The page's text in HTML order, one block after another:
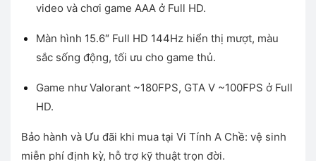
video và chơi game AAA ở Full HD.
Màn hình 15.6″ Full HD 144Hz hiển thị mượt, màu
sắc sống động, tối ưu cho game thủ.
Game như Valorant ~180FPS, GTA V ~100FPS ở Full
HD.
Bảo hành và Ưu đãi khi mua tại Vi Tính A Chề: vệ sinh
miễn phí định kỳ, hỗ trợ kỹ thuật trọn đời.